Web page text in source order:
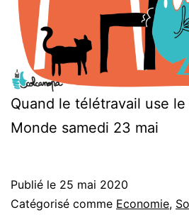
Quand le télétravail use le
Monde samedi 23 mai
Publié le 25 mai 2020
Catégorisé comme Economie,